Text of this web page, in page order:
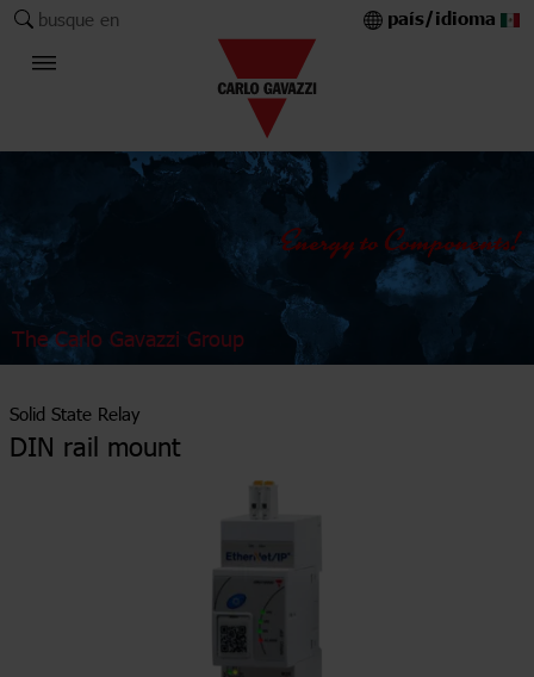
busque en país/idioma
The Carlo Gavazzi Group
Solid State Relay
DIN rail mount